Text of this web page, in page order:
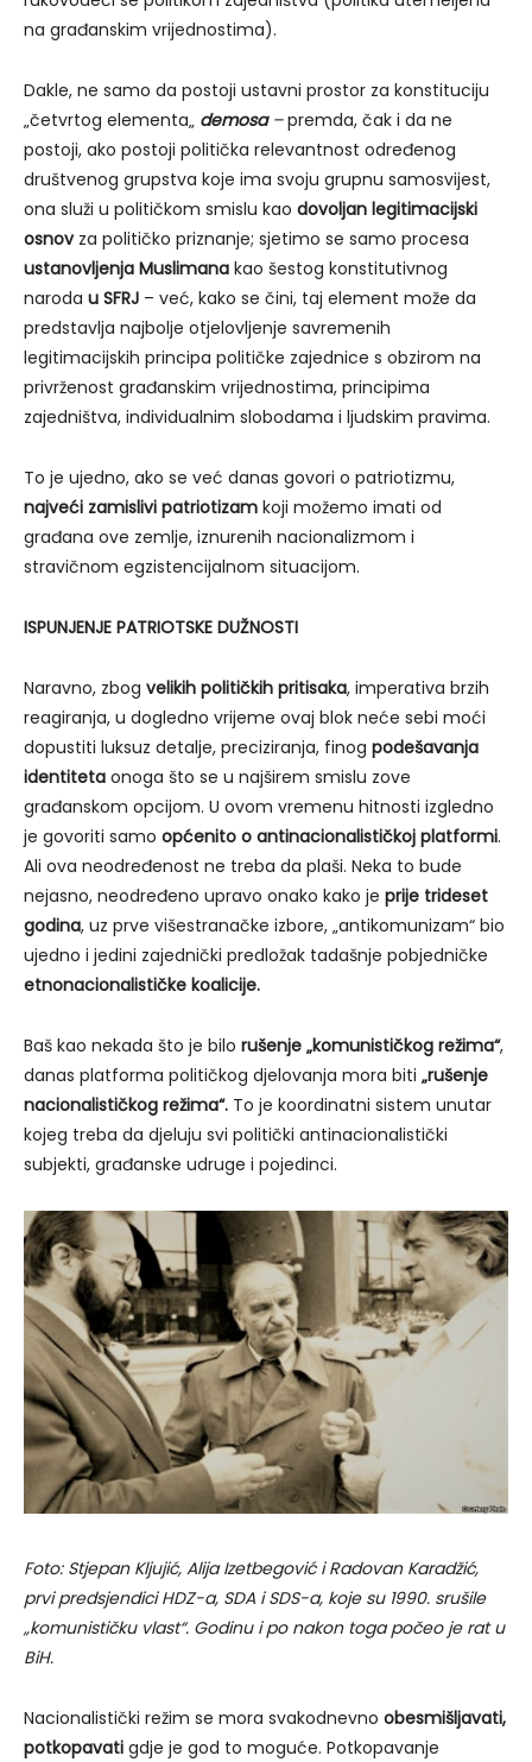
na građanskim vrijednostima).
Dakle, ne samo da postoji ustavni prostor za konstituciju
„četvrtog elementa„ demosa –premda, čak i da ne
postoji, ako postoji politička relevantnost određenog
društvenog grupstva koje ima svoju grupnu samosvijest,
ona služi u političkom smislu kao dovoljan legitimacijski
osnovza političko priznanje; sjetimo se samo procesa
ustanovljenja Muslimana kao šestog konstitutivnog
naroda u SFRJ – već, kako se čini, taj element može da
predstavlja najbolje otjelovljenje savremenih
legitimacijskih principa političke zajednice s obzirom na
privrženost građanskim vrijednostima, principima
zajedništva, individualnim slobodama i ljudskim pravima.
To je ujedno, ako se već danas govori o patriotizmu,
najveći zamislivi patriotizam koji možemo imati od
građana ove zemlje, iznurenih nacionalizmom i
stravičnom egzistencijalnom situacijom.
ISPUNJENJE PATRIOTSKE DUŽNOSTI
Naravno, zbog velikih političkih pritisaka, imperativa brzih
reagiranja, u dogledno vrijeme ovaj blok neće sebi moći
dopustiti luksuz detalje, preciziranja, finog podešavanja
identiteta onoga što se u najširem smislu zove
građanskom opcijom. U ovom vremenu hitnosti izgledno
je govoriti samo općenito o antinacionalističkoj platformi.
Ali ova neodređenost ne treba da plaši. Neka to bude
nejasno, neodređeno upravo onako kako je prije trideset
godina, uz prve višestranačke izbore, „antikomunizam“ bio
ujedno i jedini zajednički predložak tadašnje pobjedničke
etnonacionalističke koalicije.
Baš kao nekada što je bilo rušenje „komunističkog režima“,
danas platforma političkog djelovanja mora biti „rušenje
nacionalističkog režima“. To je koordinatni sistem unutar
kojeg treba da djeluju svi politički antinacionalistički
subjekti, građanske udruge i pojedinci.
Foto: Stjepan Kljujić, Alija Izetbegović i Radovan Karadžić,
prvi predsjendici HDZ-a, SDA i SDS-a, koje su 1990. srušile
„komunističku vlast“. Godinu i po nakon toga počeo je rat u
BiH.
Nacionalistički režim se mora svakodnevno obesmišljavati,
potkopavati gdje je god to moguće. Potkopavanje